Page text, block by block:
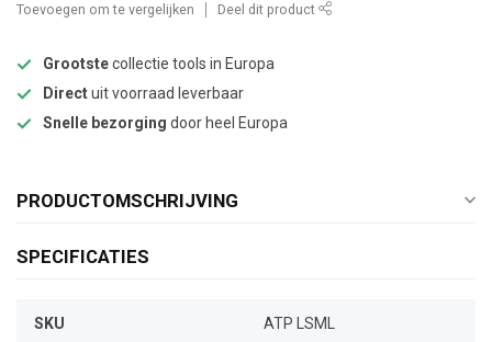
Toevoegen om te vergelijken Deel dit product
Grootstecollectie tools in Europa
Directuit voorraad leverbaar
Snelle bezorging door heel Europa
PRODUCTOMSCHRIJVING
SPECIFICATIES
SKU ATP LSML